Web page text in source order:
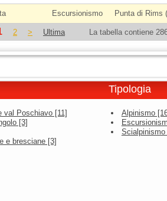
Escursionismo Punta di Rims
2 > Ultima La tabella contiene
val Poschiavo [11]
[3]
e bresciane [3]
Tipologia
Alpinismo
Scialpinismo